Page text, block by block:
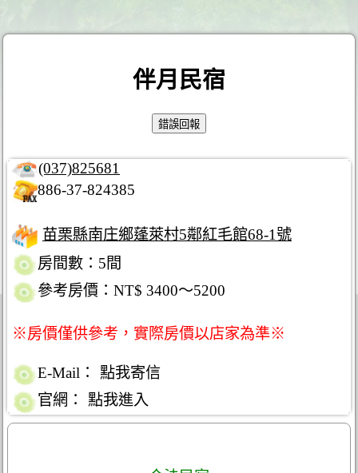
伴月民宿
(037)825681
886-37-824385
苗栗縣南庄鄉蓬萊村5鄰紅毛館68-1號
房間數：5間
參考房價：NT$ 3400～5200
※房價僅供參考，實際房價以店家為準※
E-Mail：
點我寄信
官網：
點我進入